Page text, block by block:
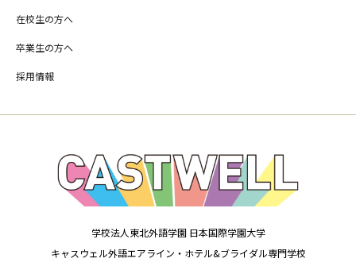
在校生の方へ
卒業生の方へ
採用情報
学校法人東北外語学園 日本国際学園大学
キャスウェル外語エアライン・ホテル&ブライダル専門学校